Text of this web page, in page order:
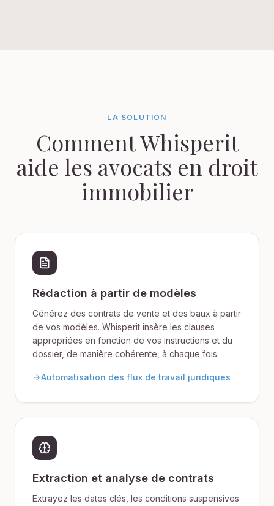
LA SOLUTION
Comment Whisperit
aide les avocats en droit
immobilier
Rédaction à partir de modèles
Générez des contrats de vente et des baux à partir
de vos modèles. Whisperit insère les clauses
appropriées en fonction de vos instructions et du
dossier, de manière cohérente, à chaque fois.
Automatisation des flux de travail juridiques
Extraction et analyse de contrats
Extrayez les dates clés, les conditions suspensives